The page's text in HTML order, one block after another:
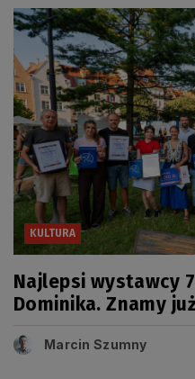
KULTURA
Najlepsi wystawcy
Dominika. Znamy
Marcin Szumny